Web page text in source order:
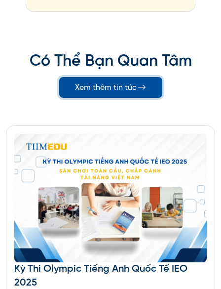
Có Thể Bạn Quan Tâm
Xem thêm tin tức
Kỳ Thi Olympic Tiếng Anh Quốc Tế IEO
2025